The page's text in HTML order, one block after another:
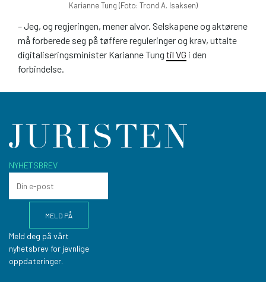
Karianne Tung (Foto: Trond A. Isaksen)
– Jeg, og regjeringen, mener alvor. Selskapene og aktørene
må forberede seg på tøffere reguleringer og krav, uttalte
digitaliseringsminister Karianne Tung til VG i den
forbindelse.
NYHETSBREV
Meld deg på vårt
nyhetsbrev for jevnlige
oppdateringer.